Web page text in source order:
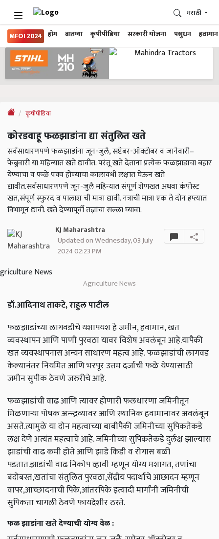
MFOI 2024 होम बातम्या कृषीपीडिया सरकारी योजना पशुधन हवामान
मराठी
कृषीपीडिया
कोरडवाहू फळझाडांना द्या संतुलित खते
सर्वसाधारणपणे फळझाडांना जून-जुलै, सप्टेबर-ऑक्टोबर व जानेवारी–
फेब्रुवारी या महिन्यात खते द्यावीत. परंतू खते देताना प्रत्येक फळझाडाचा बहार
येण्याचा व फळे पक्व होण्याचा कालावधी लक्षात घेऊन खते
द्यावीत.सर्वसाधारणपणे जून-जुलै महिन्यात संपूर्ण शेणखत अथवा कंपोस्ट
खत,संपूर्ण स्फुरद व पालाश ची मात्रा द्यावी. नत्राची मात्रा एक ते दोन हप्त्यात
विभागून द्यावी. खते देण्यापूर्वी तज्ञांचा सल्ला घ्यावा.
KJ Maharashtra
Updated on Wednesday, 03 July
2024 02:23 PM
Agriculture News
डॉ.आदिनाथ ताकटे, राहुल पाटील
फळझाडांच्या लागवडीचे यशापयश हे जमीन, हवामान, खत
व्यवस्थापन आणि पाणी पुरवठा यावर विशेष अवलंबून आहे.यापैकी
खत व्यवस्थापनास अन्यन साधारण महत्व आहे. फळझाडांची लागवड
केल्यानंतर नियमित आणि भरपूर उत्तम दर्जाची फळे येण्यासाठी
जमीन सुपीक ठेवणे जरुरीचे आहे.
फळझाडांची वाढ आणि त्यावर होणारी फलधारणा जमिनीतून
मिळणाऱ्या पोषक अन्न्द्रव्यावर आणि स्थानिक हवामानावर अवलंबून
असते.त्यामुळे या दोन महत्वाच्या बाबीपैकी जमिनीच्या सुपिकतेकडे
लक्ष देणे अत्यंत महत्वाचे आहे. जमिनीच्या सुपिकतेकडे दुर्लक्ष झाल्यास
झाडांची वाढ कमी होते आणि झाडे किडी व रोगास बळी
पडतात.झाडांची वाढ निकोप व्हावी म्हणून योग्य मशागत, तणांचा
बंदोबस्त,खतांचा संतुलित पुरवठा,सेंद्रीय पदार्थांचे आछादन म्हणून
वापर,आच्छादनाची पिके,आंतरपिके इत्यादी मार्गांनी जमिनीची
सुपिकता चागली ठेवणे फायदेशीर ठरते.
फळ झाडांना खते देण्याची योग्य वेळ :